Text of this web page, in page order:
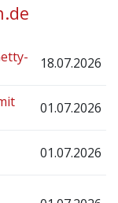
18.07.2026
01.07.2026
01.07.2026